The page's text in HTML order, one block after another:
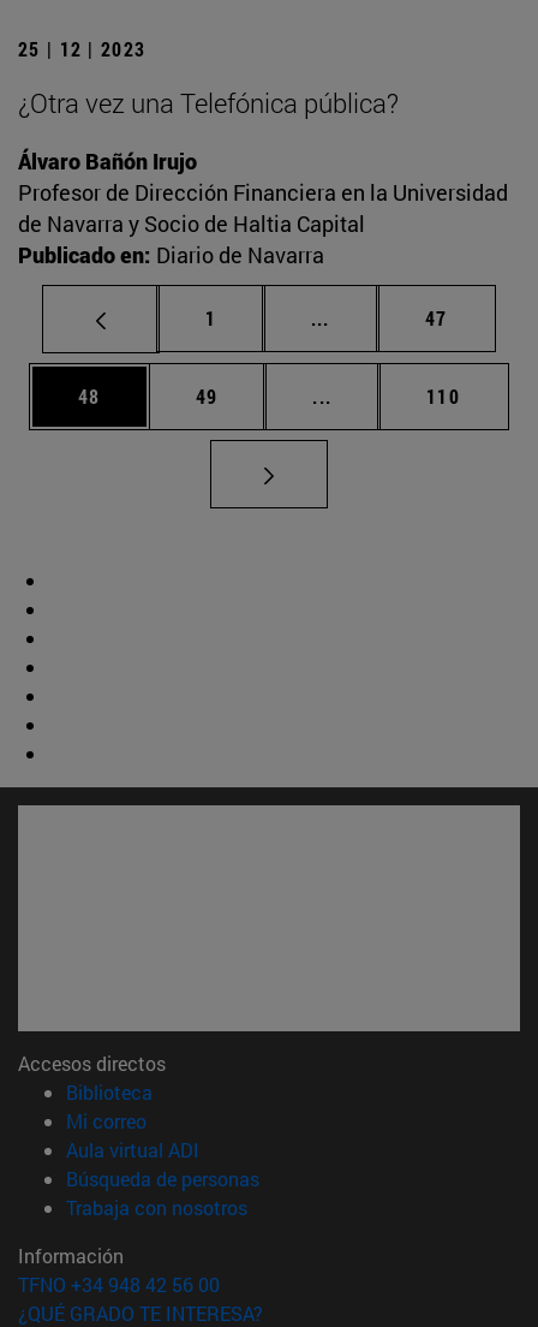
25 | 12 | 2023
¿Otra vez una Telefónica pública?
Álvaro Bañón Irujo
Profesor de Dirección Financiera en la Universidad
de Navarra y Socio de Haltia Capital
Publicado en: Diario de Navarra
Página
1 ... Páginas intermedias
Página
47
Página
48 Página
49 ... Páginas intermedias
Página
110
Accesos directos
Biblioteca
Mi correo(abre en nueva ventana)
Aula virtual ADI
Búsqueda de personas(abre en nueva ventana)
Trabaja con nosotros(abre en nueva ventana)
Información
TFNO +34 948 42 56 00
¿QUÉ GRADO TE INTERESA?